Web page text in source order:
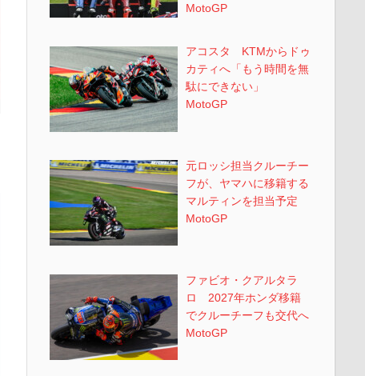
MotoGP
アコスタ KTMからドゥ
カティへ「もう時間を無
駄にできない」
MotoGP
元ロッシ担当クルーチー
フが、ヤマハに移籍する
マルティンを担当予定
MotoGP
ファビオ・クアルタラ
ロ 2027年ホンダ移籍
でクルーチーフも交代へ
MotoGP